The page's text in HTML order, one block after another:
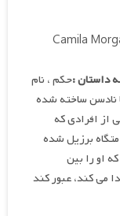
داستان :حکم ، نام
نادسن ساخته شده
از افرادی که
برزیل شده
او را بین
می کند، عبور کند